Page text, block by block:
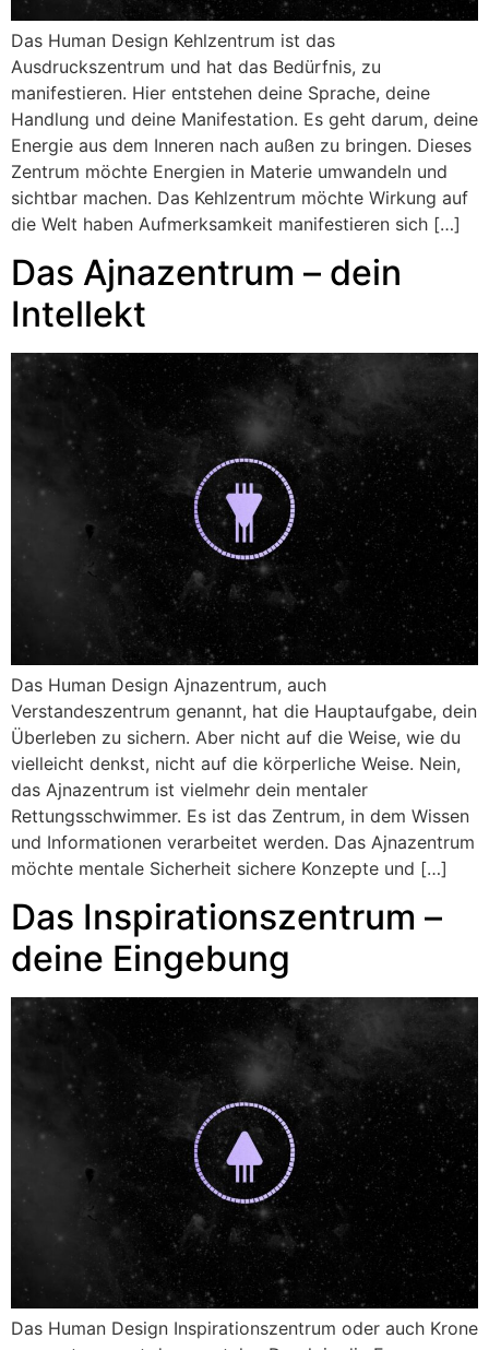
Das Human Design Kehlzentrum ist das
Ausdruckszentrum und hat das Bedürfnis, zu
manifestieren. Hier entstehen deine Sprache, deine
Handlung und deine Manifestation. Es geht darum, deine
Energie aus dem Inneren nach außen zu bringen. Dieses
Zentrum möchte Energien in Materie umwandeln und
sichtbar machen. Das Kehlzentrum möchte Wirkung auf
die Welt haben Aufmerksamkeit manifestieren sich […]
Das Ajnazentrum – dein
Intellekt
Das Human Design Ajnazentrum, auch
Verstandeszentrum genannt, hat die Hauptaufgabe, dein
Überleben zu sichern. Aber nicht auf die Weise, wie du
vielleicht denkst, nicht auf die körperliche Weise. Nein,
das Ajnazentrum ist vielmehr dein mentaler
Rettungsschwimmer. Es ist das Zentrum, in dem Wissen
und Informationen verarbeitet werden. Das Ajnazentrum
möchte mentale Sicherheit sichere Konzepte und […]
Das Inspirationszentrum –
deine Eingebung
Das Human Design Inspirationszentrum oder auch Krone